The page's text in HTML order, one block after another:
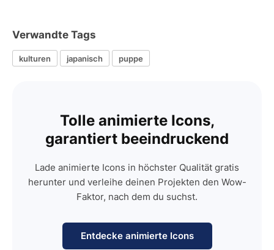
Verwandte Tags
kulturen japanisch puppe
Tolle animierte Icons,
garantiert beeindruckend
Lade animierte Icons in höchster Qualität gratis
herunter und verleihe deinen Projekten den Wow-
Faktor, nach dem du suchst.
Entdecke animierte Icons